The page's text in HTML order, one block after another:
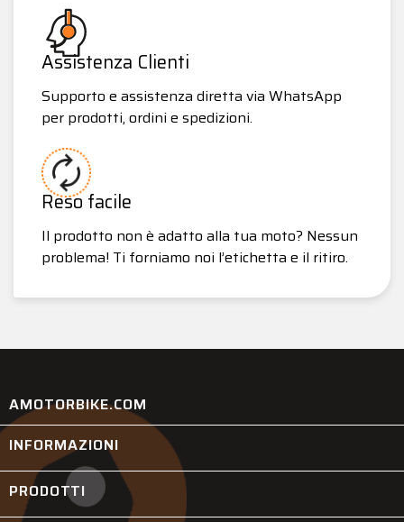
Assistenza Clienti
Supporto e assistenza diretta via WhatsApp
per prodotti, ordini e spedizioni.
Reso facile
Il prodotto non è adatto alla tua moto? Nessun
problema! Ti forniamo noi l’etichetta e il ritiro.
AMOTORBIKE.COM
INFORMAZIONI
PRODOTTI